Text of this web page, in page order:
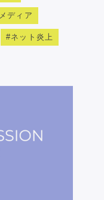
ディア
ネット炎上